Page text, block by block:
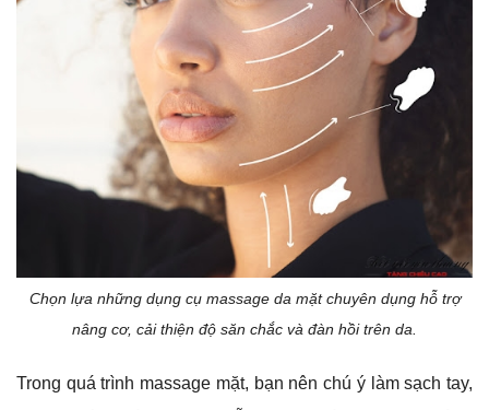
Chọn lựa những dụng cụ massage da mặt chuyên dụng hỗ trợ
nâng cơ, cải thiện độ săn chắc và đàn hồi trên da.
Trong quá trình massage mặt, bạn nên chú ý làm sạch tay,